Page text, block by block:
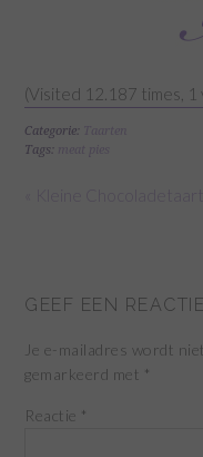
(Visited 12.187 times, 1
Categorie:
Taarten
Tags: meat pies
GEEF EEN REACTIE
Je e-mailadres wordt
gemarkeerd met *
Reactie *